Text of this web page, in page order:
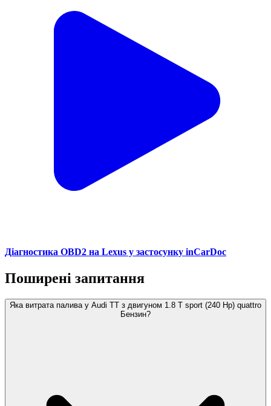
Діагностика OBD2 на Lexus у застосунку inCarDoc
Поширені запитання
Яка витрата палива у Audi TT з двигуном 1.8 T sport (240 Hp) quattro
Бензин?